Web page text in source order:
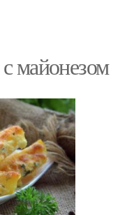
майонезом